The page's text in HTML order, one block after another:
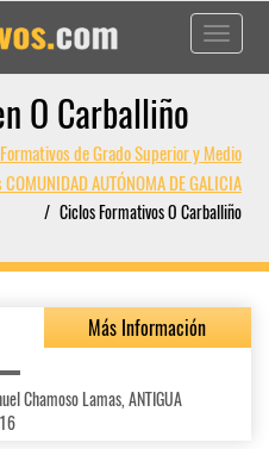
Toggle
O Carballiño
de Grado Superior y Medio
AUTÓNOMA DE GALICIA
Ciclos Formativos O Carballiño
Más Información
Chamoso Lamas, ANTIGUA